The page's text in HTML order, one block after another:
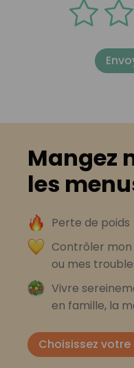
Mangez
les
Perte de poids
Contrôler
ou mes
Vivre
en famille, la
Choisissez votre